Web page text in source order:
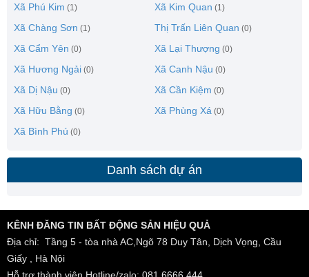
Xã Phú Kim (1) Xã Kim Quan (1)
Xã Chàng Sơn (1) Thị Trấn Liên Quan (0)
Xã Cẩm Yên (0) Xã Lại Thượng (0)
Xã Hương Ngải (0) Xã Canh Nậu (0)
Xã Dị Nậu (0) Xã Cần Kiệm (0)
Xã Hữu Bằng (0) Xã Phùng Xá (0)
Xã Bình Phú (0)
Danh sách dự án
KÊNH ĐĂNG TIN BẤT ĐỘNG SẢN HIỆU QUẢ
Địa chỉ: Tầng 5 - tòa nhà AC,Ngõ 78 Duy Tân, Dịch Vọng, Cầu
Giấy , Hà Nội